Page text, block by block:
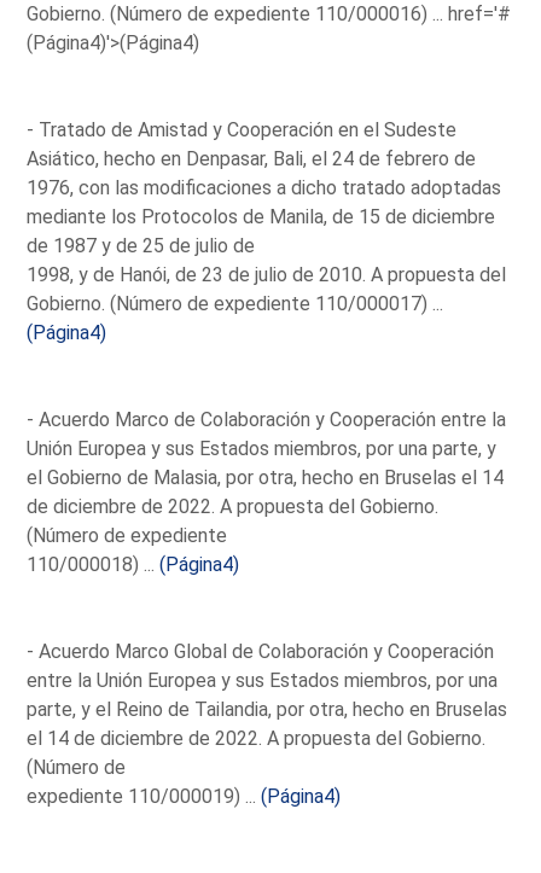
Gobierno. (Número de expediente 110/000016) ...href='#
(Página4)'>(Página4)
- Tratado de Amistad y Cooperación en el Sudeste
Asiático, hecho en Denpasar, Bali, el 24 de febrero de
1976, con las modificaciones a dicho tratado adoptadas
mediante los Protocolos de Manila, de 15 de diciembre
de 1987 y de 25 de julio de
1998, y de Hanói, de 23 de julio de 2010. A propuesta del
Gobierno. (Número de expediente 110/000017) ...
(Página4)
- Acuerdo Marco de Colaboración y Cooperación entre la
Unión Europea y sus Estados miembros, por una parte, y
el Gobierno de Malasia, por otra, hecho en Bruselas el 14
de diciembre de 2022. A propuesta del Gobierno.
(Número de expediente
110/000018) ...(Página4)
- Acuerdo Marco Global de Colaboración y Cooperación
entre la Unión Europea y sus Estados miembros, por una
parte, y el Reino de Tailandia, por otra, hecho en Bruselas
el 14 de diciembre de 2022. A propuesta del Gobierno.
(Número de
expediente 110/000019) ...(Página4)